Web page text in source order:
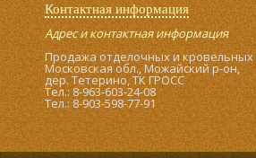
Контактная информация
Адрес и контактная информация
Продажа отделочных и
Московская обл., Можайский р-он,
дер. Тетерино, ТК ГРОСС
Тел.: 8-963-603-24-08
Тел.: 8-903-598-77-91